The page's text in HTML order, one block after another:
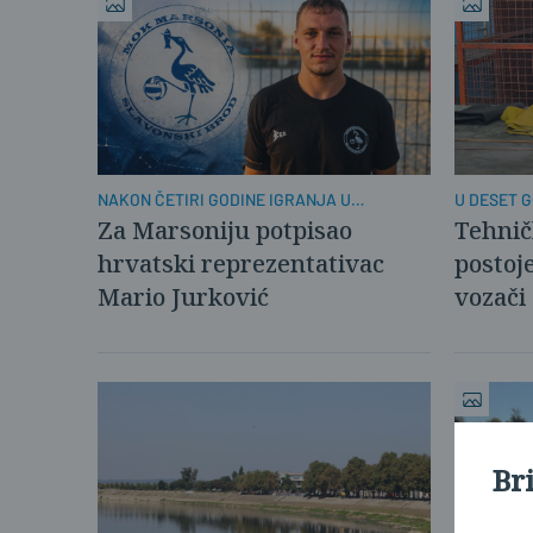
NAKON ČETIRI GODINE IGRANJA U
KAŠTELIMA
Za Marsoniju potpisao
hrvatski reprezentativac
Mario Jurković
U DESET
vozači